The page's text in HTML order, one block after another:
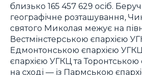
близько 165 457 629 осіб.
географічне розташування,
святого Миколая межує на
Вестмінстерською єпархією
Едмонтонською єпархією
єпархією УГКЦ та Торонтською
на сході — із Пармською